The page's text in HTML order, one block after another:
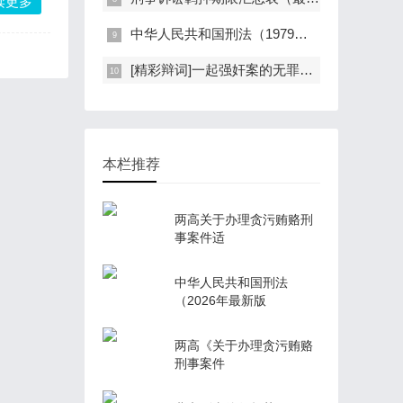
中华人民共和国刑法（1979年版）
[精彩辩词]一起强奸案的无罪辩护：孤证不能定案，自愿不是强奸
本栏推荐
两高关于办理贪污贿赂刑
事案件适
中华人民共和国刑法
（2026年最新版
两高《关于办理贪污贿赂
刑事案件